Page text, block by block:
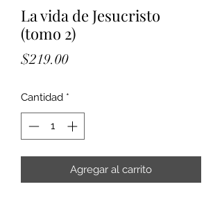
La vida de Jesucristo
(tomo 2)
$219.00Precio
Cantidad *
Agregar al carrito